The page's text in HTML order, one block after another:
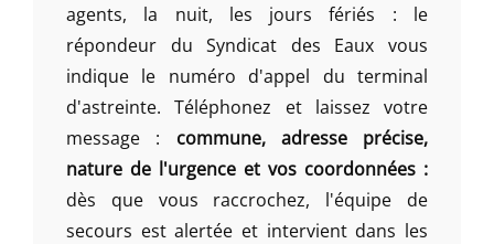
agents, la nuit, les jours fériés : le
répondeur du Syndicat des Eaux vous
indique le numéro d'appel du terminal
d'astreinte. Téléphonez et laissez votre
message : commune, adresse précise,
nature de l'urgence et vos coordonnées :
dès que vous raccrochez, l'équipe de
secours est alertée et intervient dans les